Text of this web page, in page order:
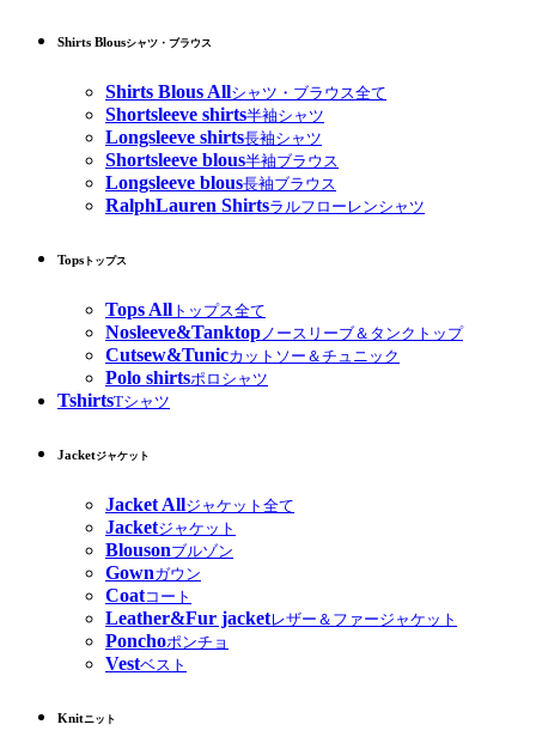
Shirts Blousシャツ・ブラウス
Shirts Blous Allシャツ・ブラウス全て
Shortsleeve shirts半袖シャツ
Longsleeve shirts長袖シャツ
Shortsleeve blous半袖ブラウス
Longsleeve blous長袖ブラウス
RalphLauren Shirtsラルフローレンシャツ
Tops トップス
Tops All トップス全て
Nosleeve&Tanktop ノースリーブ＆タンクトップ
Cutsew&Tunicカットソー＆チュニック
Polo shirtsポロシャツ
TshirtsTシャツ
Jacketジャケット
Jacket Allジャケット全て
Jacketジャケット
Blousonブルゾン
Gownガウン
Coatコート
Leather&Fur jacketレザー＆ファージャケット
Ponchoポンチョ
Vestベスト
Knitニット